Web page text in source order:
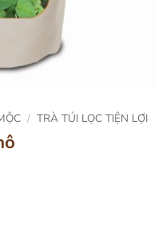
/ TRÀ TÚI LỌC TIỆN LỢI